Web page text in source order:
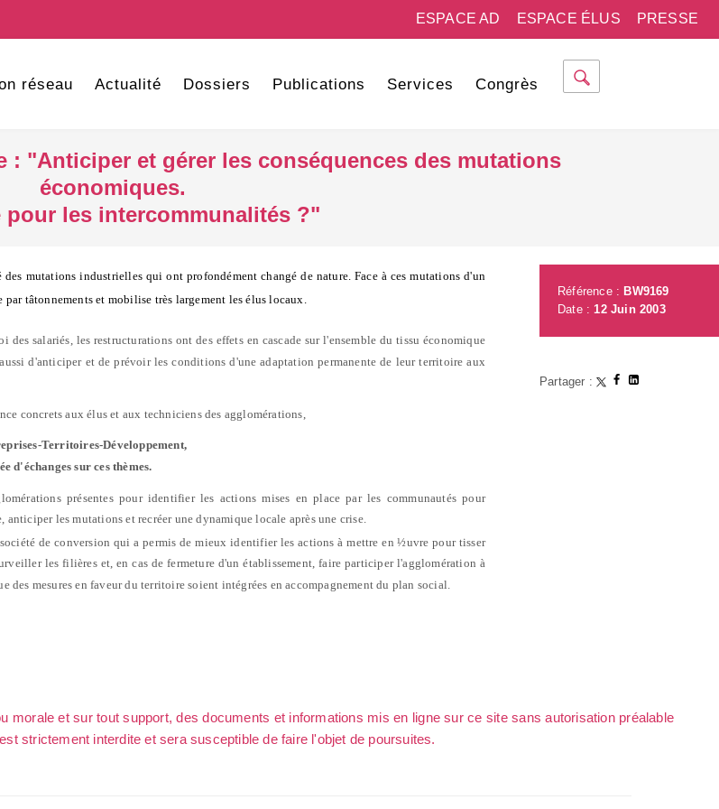
PRESSE
ESPACE ÉLUS
ESPACE AD
réseau Actualité Dossiers Publications Services Congrès
: "Anticiper et gérer les conséquences des mutations
économiques.
pour les intercommunalités ?"
mutations industrielles qui ont profondément changé de nature. Face à ces mutations d'un
tâtonnements et mobilise très largement les élus locaux.
salariés, les restructurations ont des effets en cascade sur l'ensemble du tissu économique
d'anticiper et de prévoir les conditions d'une adaptation permanente de leur territoire aux
concrets aux élus et aux techniciens des agglomérations,
Territoires-Développement,
d'échanges sur ces thèmes.
présentes pour identifier les actions mises en place par les communautés pour
les mutations et recréer une dynamique locale après une crise.
de conversion qui a permis de mieux identifier les actions à mettre en ½uvre pour tisser
les filières et, en cas de fermeture d'un établissement, faire participer l'agglomération à
des mesures en faveur du territoire soient intégrées en accompagnement du plan social.
Référence : BW9169
Date :12 Juin 2003
Partager :
morale et sur tout support, des documents et informations mis en ligne sur ce site sans autorisation préalable
strictement interdite et sera susceptible de faire l'objet de poursuites.